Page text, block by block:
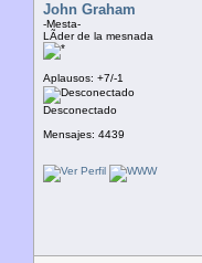
John Graham
-Mesta-
LÃ­der de la mesnada
Aplausos: +7/-1
Desconectado
Mensajes: 4439